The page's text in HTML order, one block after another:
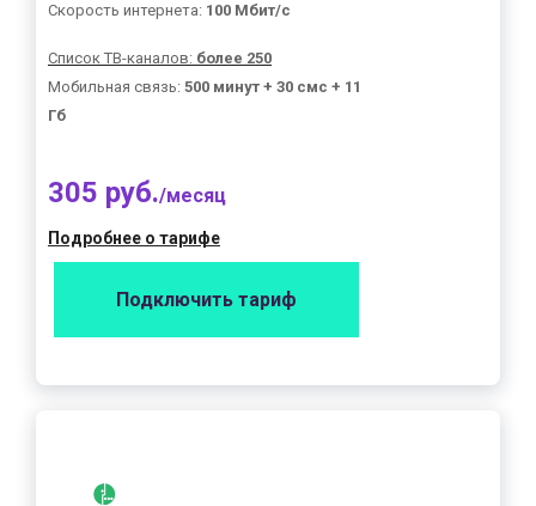
Скорость интернета: 100 Мбит/с
Список ТВ-каналов: более 250
Мобильная связь: 500 минут + 30 смс + 11
Гб
305 руб./месяц
Подробнее о тарифе
Подключить тариф